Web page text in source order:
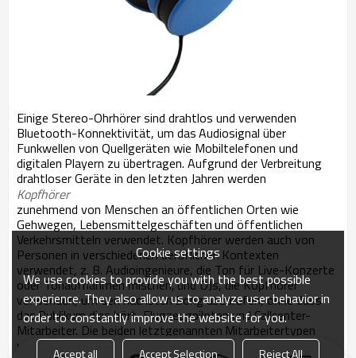
Einige Stereo-Ohrhörer sind drahtlos und verwenden
Bluetooth-Konnektivität, um dasAudiosignal über
Funkwellen von Quellgeräten wie Mobiltelefonen und
digitalen Playern zu übertragen. Aufgrund der Verbreitung
drahtloser Geräte in den letzten Jahren werden
Kopfhörer
zunehmend von Menschen an öffentlichen Orten wie
Gehwegen, Lebensmittelgeschäftenund öffentlichen
Verkehrsmitteln verwendet. Kopfhörer werden auch von
Personen in verschiedenen beruflichen Kontexten
verwendet, z. B. Audioingenieure, die Ton für Live-Konzerte
oder Tonaufnahmen mischen,und DJs, die Kopfhörer
verwenden, um den nächsten Song abzurufen, ohne dass
dasPublikum dies hört, Flugzeugpiloten und Callcenter-
Mitarbeiter. Die beiden letztgenannten Mitarbeitertypen
verwenden Kopfhörer mit integriertem Mikrofon.
Cookie settings
We use cookies to provide you with the best possible
experience. They also allow us to analyze user behavior in
order to constantly improve the website for you.
Accept all Accept Selection Reject All